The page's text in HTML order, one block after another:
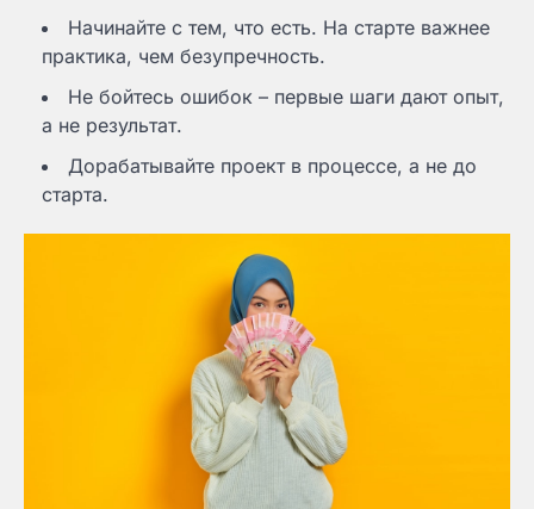
Начинайте с тем, что есть. На старте важнее
практика, чем безупречность.
Не бойтесь ошибок – первые шаги дают опыт,
а не результат.
Дорабатывайте проект в процессе, а не до
старта.